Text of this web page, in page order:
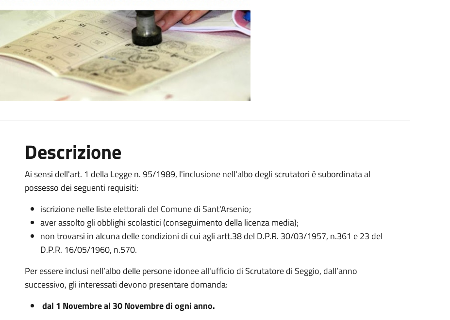
Descrizione
Ai sensi dell'art. 1 della Legge n. 95/1989, l'inclusione nell'albo degli scrutatori è subordinata al
possesso dei seguenti requisiti:
iscrizione nelle liste elettorali del Comune di Sant'Arsenio;
aver assolto gli obblighi scolastici (conseguimento della licenza media);
non trovarsi in alcuna delle condizioni di cui agli artt.38 del D.P.R. 30/03/1957, n.361 e 23 del
D.P.R. 16/05/1960, n.570.
Per essere inclusi nell’albo delle persone idonee all'ufficio di Scrutatore di Seggio, dall’anno
successivo, gli interessati devono presentare domanda:
dal 1 Novembre al 30 Novembre di ogni anno.